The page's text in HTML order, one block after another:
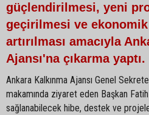
güçlendirilmesi, yeni
geçirilmesi ve
artırılması amacıyla
Ajansı'na çıkarma yaptı.
Ankara Kalkınma Ajansı Genel
makamında ziyaret eden Başkan Fatih
sağlanabilecek hibe, destek ve